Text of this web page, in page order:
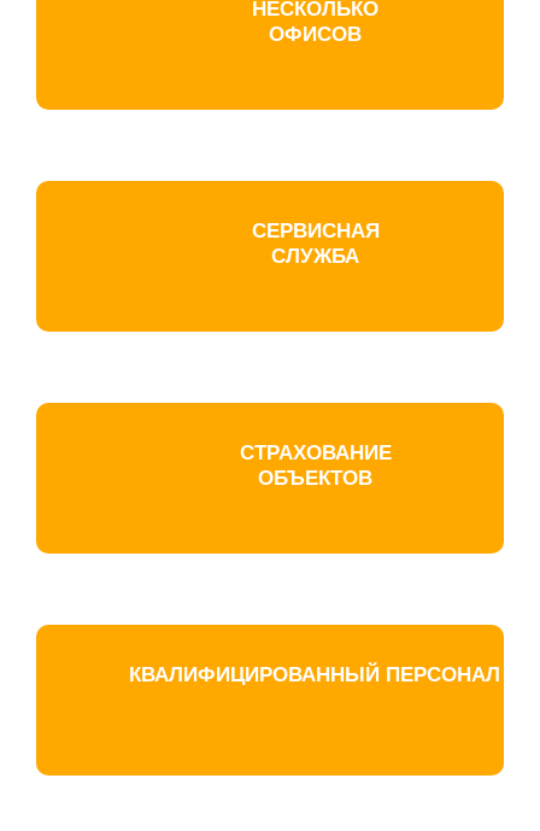
НЕСКОЛЬКО
ОФИСОВ
СЕРВИСНАЯ
СЛУЖБА
СТРАХОВАНИЕ
ОБЪЕКТОВ
КВАЛИФИЦИРОВАННЫЙ ПЕРСОНАЛ